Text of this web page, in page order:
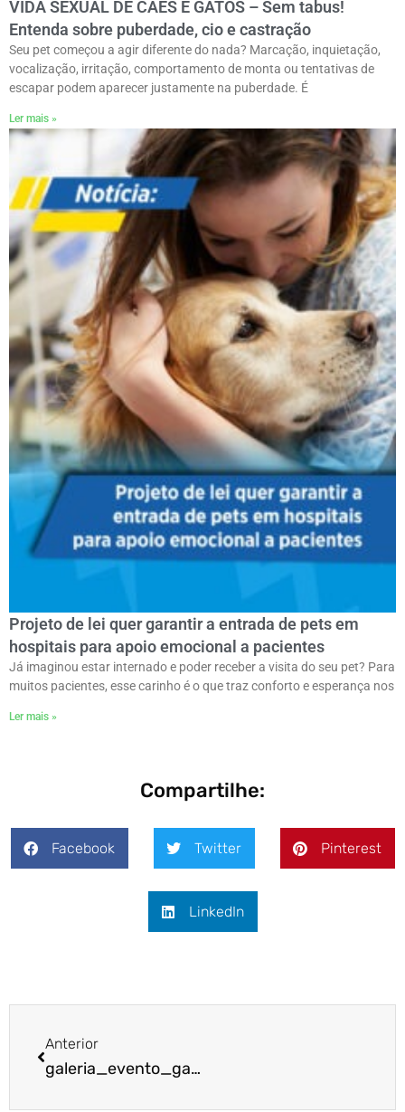
VIDA SEXUAL DE CÃES E GATOS – Sem tabus!
Entenda sobre puberdade, cio e castração
Seu pet começou a agir diferente do nada? Marcação, inquietação,
vocalização, irritação, comportamento de monta ou tentativas de
escapar podem aparecer justamente na puberdade. É
Ler mais »
Projeto de lei quer garantir a entrada de pets em
hospitais para apoio emocional a pacientes
Já imaginou estar internado e poder receber a visita do seu pet? Para
muitos pacientes, esse carinho é o que traz conforto e esperança nos
Ler mais »
Compartilhe:
Facebook Twitter Pinterest
LinkedIn
Anterior
galeria_evento_gafisa4